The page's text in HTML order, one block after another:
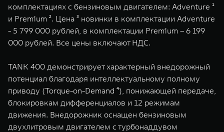
WEY 80
Масштаб возможностей
от 6 449 000 ₽
WEY 80
комплектациях с бензиновым двигателем: Adventure ¹
и Premium ². Цена ³ новинки в комплектации Adventure
- 5 799 000 рублей, в комплектации Premium – 6 199
000 рублей. Все цены включают НДС.
TANK 400 демонстрирует характерный внедорожный
потенциал благодаря интеллектуальному полному
приводу (Torque-on-Demand ⁴), понижающей передаче,
блокировкам дифференциалов и 12 режимам
движения. Внедорожник оснащен бензиновым
двухлитровым двигателем с турбонаддувом